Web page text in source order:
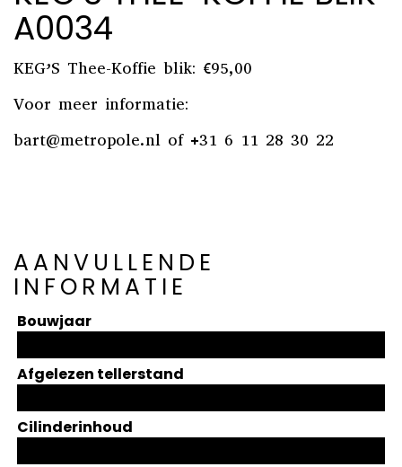
A0034
KEG’S Thee-Koffie blik: €95,00
Voor meer informatie:
bart@metropole.nl of +31 6 11 28 30 22
AANVULLENDE
INFORMATIE
Bouwjaar
Afgelezen tellerstand
Cilinderinhoud